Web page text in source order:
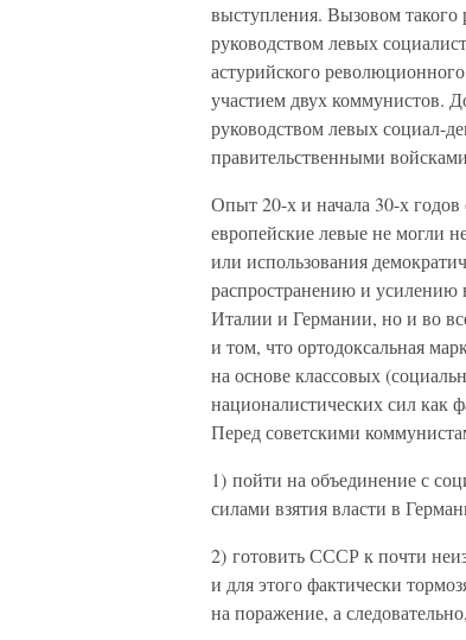
выступления. Вызовом
руководством левых
астурийского
участием двух коммунистов.
руководством левых социал-
правительственными
Опыт 20-х и начала 30-х
европейские левые не могли
или использования
распространению и усилению
Италии и Германии, но и во
и том, что ортодоксальная
на основе классовых
националистических сил как
Перед советскими
1) пойти на объединение с
силами взятия власти в
2) готовить СССР к почти
и для этого фактически
на поражение, а